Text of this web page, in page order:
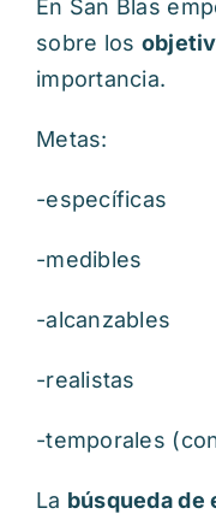
En San Blas
sobre los
importancia.
Metas:
-específicas
-medibles
-alcanzables
-realistas
-temporales
La búsqueda de